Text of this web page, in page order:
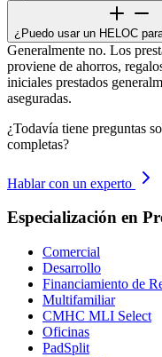
¿Puedo usar un HELOC
Generalmente no. Los
proviene de ahorros,
iniciales prestados
aseguradas.
¿Todavía tiene preguntas
completas?
Hablar con un experto
Especialización en
Comercial
Desarrollo
Financiamiento de
Multifamiliar
CMHC MLI Select
Oficinas
PadSplit